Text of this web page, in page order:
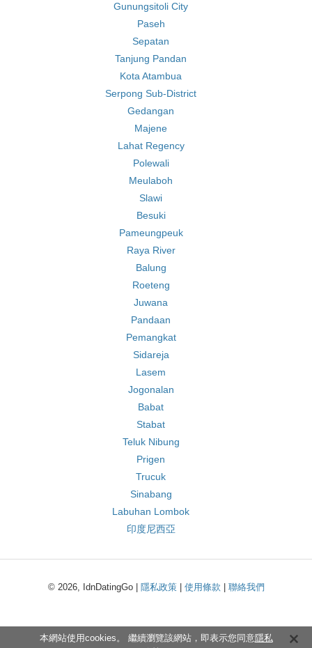
Gunungsitoli City
Paseh
Sepatan
Tanjung Pandan
Kota Atambua
Serpong Sub-District
Gedangan
Majene
Lahat Regency
Polewali
Meulaboh
Slawi
Besuki
Pameungpeuk
Raya River
Balung
Roeteng
Juwana
Pandaan
Pemangkat
Sidareja
Lasem
Jogonalan
Babat
Stabat
Teluk Nibung
Prigen
Trucuk
Sinabang
Labuhan Lombok
印度尼西亞
© 2026, IdnDatingGo | 隱私政策| 使用條款 聯絡我們
本網站使用cookies。 繼續瀏覽該網站，即表示您同意隱私